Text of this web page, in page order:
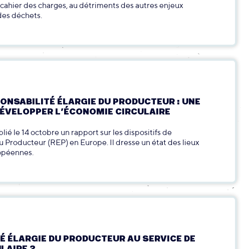
des charges, au détriments des autres enjeux
déchets.
ÉLARGIE DU PRODUCTEUR : UNE
L’ÉCONOMIE CIRCULAIRE
le 14 octobre un rapport sur les dispositifs de
Producteur (REP) en Europe. Il dresse un état des lieux
ÉLARGIE DU PRODUCTEUR AU SERVICE DE